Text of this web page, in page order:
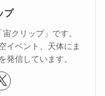
プ
クリップ」です。
イベント、天体にま
発信しています。